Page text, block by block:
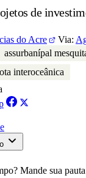
de
do Acre Via:
assurbanípal
interoceânica
Mande sua